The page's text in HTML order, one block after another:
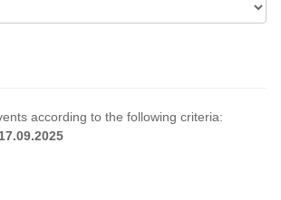
according to the following criteria: